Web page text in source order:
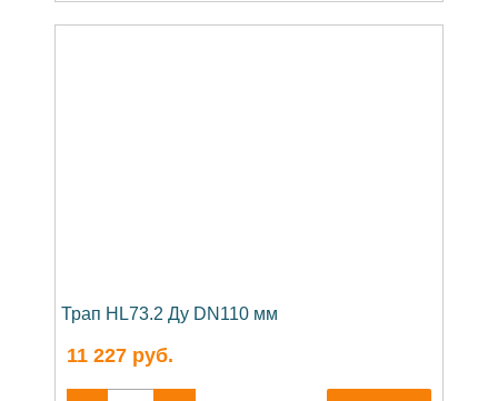
Трап HL73.2 Ду DN110 мм
11 227 руб.